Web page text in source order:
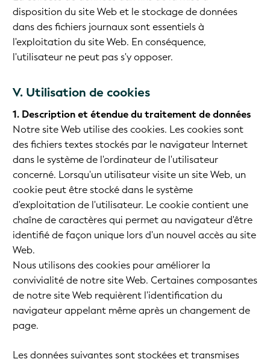
disposition du site Web et le stockage de données
dans des fichiers journaux sont essentiels à
l'exploitation du site Web. En conséquence,
l'utilisateur ne peut pas s'y opposer.
V. Utilisation de cookies
1. Description et étendue du traitement de données
Notre site Web utilise des cookies. Les cookies sont
des fichiers textes stockés par le navigateur Internet
dans le système de l'ordinateur de l'utilisateur
concerné. Lorsqu'un utilisateur visite un site Web, un
cookie peut être stocké dans le système
d'exploitation de l'utilisateur. Le cookie contient une
chaîne de caractères qui permet au navigateur d'être
identifié de façon unique lors d'un nouvel accès au site
Web.
Nous utilisons des cookies pour améliorer la
convivialité de notre site Web. Certaines composantes
de notre site Web requièrent l'identification du
navigateur appelant même après un changement de
page.
Les données suivantes sont stockées et transmises